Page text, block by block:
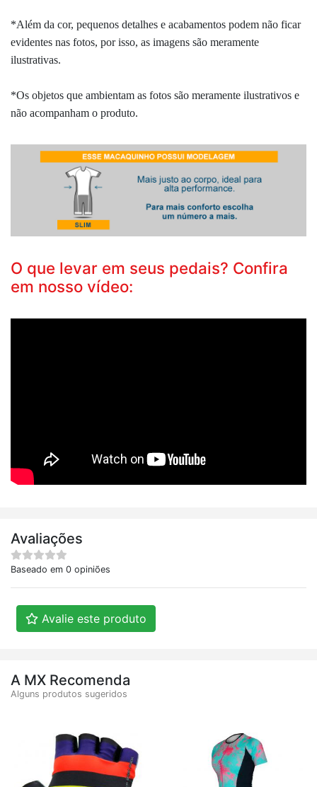
*Além da cor, pequenos detalhes e acabamentos podem não ficar
evidentes nas fotos, por isso, as imagens são meramente
ilustrativas.
*Os objetos que ambientam as fotos são meramente ilustrativos e
não acompanham o produto.
O que levar em seus pedais? Confira
em nosso vídeo:
Avaliações
Baseado em 0 opiniões
Avalie este produto
A MX Recomenda
Alguns produtos sugeridos